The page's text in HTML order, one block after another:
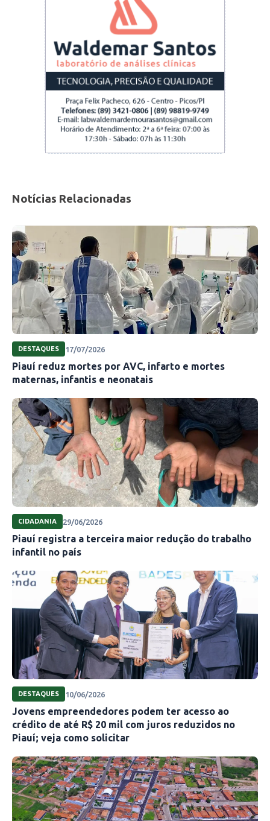
Notícias Relacionadas
DESTAQUES 17/07/2026
Piauí reduz mortes por AVC, infarto e mortes
maternas, infantis e neonatais
CIDADANIA 29/06/2026
Piauí registra a terceira maior redução do trabalho
infantil no país
DESTAQUES 10/06/2026
Jovens empreendedores podem ter acesso ao
crédito de até R$ 20 mil com juros reduzidos no
Piauí; veja como solicitar